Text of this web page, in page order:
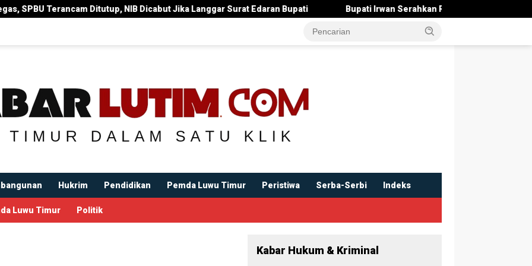
NIB Dicabut Jika Langgar Surat Edaran Bupati Bupati Irwan Serahkan Rancangan KUA-PPAS 2027 , Pendapatan
Hukrim Pendidikan Pemda Luwu Timur Peristiwa Serba-Serbi Indeks
Luwu Timur Politik
Kabar Hukum & Kriminal